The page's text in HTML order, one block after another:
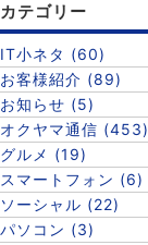
カテゴリー
IT小ネタ (60)
お客様紹介 (89)
お知らせ (5)
オクヤマ通信 (453)
グルメ (19)
スマートフォン (6)
ソーシャル (22)
パソコン (3)